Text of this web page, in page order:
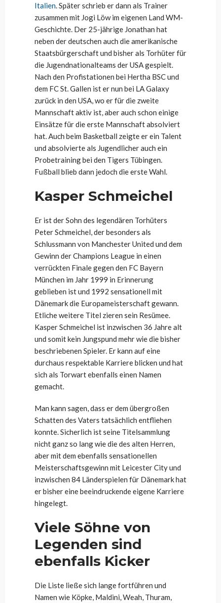
Italien. Später schrieb er dann als Trainer
zusammen mit Jogi Löw im eigenen Land WM-
Geschichte. Der 25-jährige Jonathan hat
neben der deutschen auch die amerikanische
Staatsbürgerschaft und bisher als Torhüter für
die Jugendnationalteams der USA gespielt.
Nach den Profistationen bei Hertha BSC und
dem FC St. Gallen ist er nun bei LA Galaxy
zurück in den USA, wo er für die zweite
Mannschaft aktiv ist, aber auch schon einige
Einsätze für die erste Mannschaft absolviert
hat. Auch beim Basketball zeigte er ein Talent
und absolvierte als Jugendlicher auch ein
Probetraining bei den Tigers Tübingen.
Fußball blieb dann jedoch die erste Wahl.
Kasper Schmeichel
Er ist der Sohn des legendären Torhüters
Peter Schmeichel, der besonders als
Schlussmann von Manchester United und dem
Gewinn der Champions League in einen
verrückten Finale gegen den FC Bayern
München im Jahr 1999 in Erinnerung
geblieben ist und 1992 sensationell mit
Dänemark die Europameisterschaft gewann.
Etliche weitere Titel zieren sein Resümee.
Kasper Schmeichel ist inzwischen 36 Jahre alt
und somit kein Jungspund mehr wie die bisher
beschriebenen Spieler. Er kann auf eine
durchaus respektable Karriere blicken und hat
sich als Torwart ebenfalls einen Namen
gemacht.
Man kann sagen, dass er dem übergroßen
Schatten des Vaters tatsächlich entfliehen
konnte. Sicherlich ist seine Titelsammlung
nicht ganz so lang wie die des alten Herren,
aber mit dem ebenfalls sensationellen
Meisterschaftsgewinn mit Leicester City und
inzwischen 84 Länderspielen für Dänemark hat
er bisher eine beeindruckende eigene Karriere
hingelegt.
Viele Söhne von
Legenden sind
ebenfalls Kicker
Die Liste ließe sich lange fortführen und
Namen wie Köpke, Maldini, Weah, Thuram,